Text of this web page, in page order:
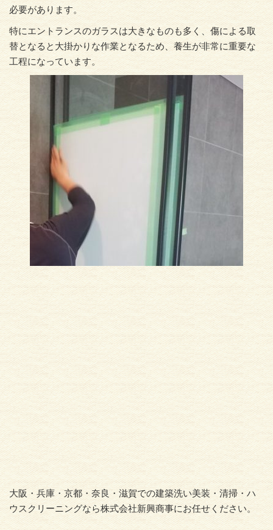
必要があります。
特にエントランスのガラスは大きなものも多く、傷による取
替となると大掛かりな作業となるため、養生が非常に重要な
工程になっています。
大阪・兵庫・京都・奈良・滋賀での建築洗い美装・清掃・ハ
ウスクリーニングなら株式会社新興商事にお任せください。